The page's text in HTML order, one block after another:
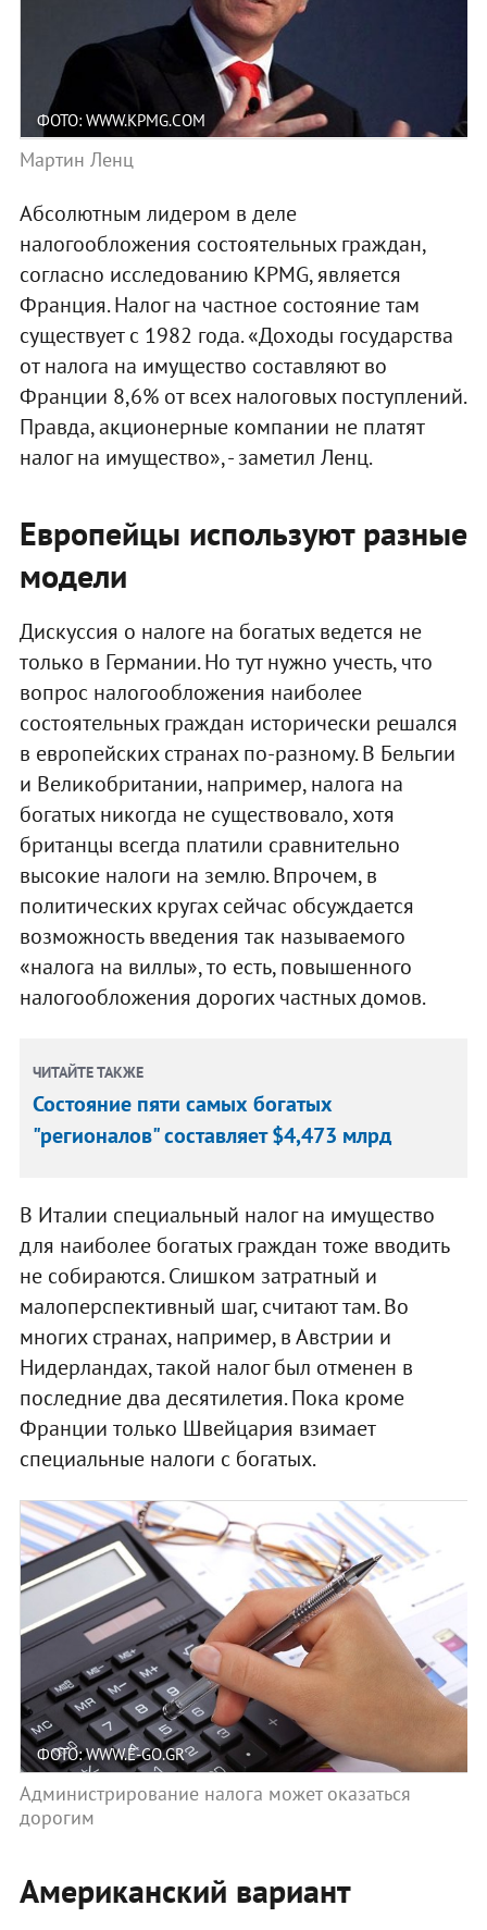
ФОТО: WWW.KPMG.COM
Мартин Ленц
Абсолютным лидером в деле
налогообложения состоятельных граждан,
согласно исследованию KPMG, является
Франция. Налог на частное состояние там
существует с 1982 года. «Доходы государства
от налога на имущество составляют во
Франции 8,6% от всех налоговых поступлений.
Правда, акционерные компании не платят
налог на имущество», - заметил Ленц.
Европейцы используют разные
модели
Дискуссия о налоге на богатых ведется не
только в Германии. Но тут нужно учесть, что
вопрос налогообложения наиболее
состоятельных граждан исторически решался
в европейских странах по-разному. В Бельгии
и Великобритании, например, налога на
богатых никогда не существовало, хотя
британцы всегда платили сравнительно
высокие налоги на землю. Впрочем, в
политических кругах сейчас обсуждается
возможность введения так называемого
«налога на виллы», то есть, повышенного
налогообложения дорогих частных домов.
ЧИТАЙТЕ ТАКЖЕ
Состояние пяти самых богатых
"регионалов" составляет $4,473 млрд
В Италии специальный налог на имущество
для наиболее богатых граждан тоже вводить
не собираются. Слишком затратный и
малоперспективный шаг, считают там. Во
многих странах, например, в Австрии и
Нидерландах, такой налог был отменен в
последние два десятилетия. Пока кроме
Франции только Швейцария взимает
специальные налоги с богатых.
ФОТО: WWW.E-GO.GR
Администрирование налога может оказаться
дорогим
Американский вариант